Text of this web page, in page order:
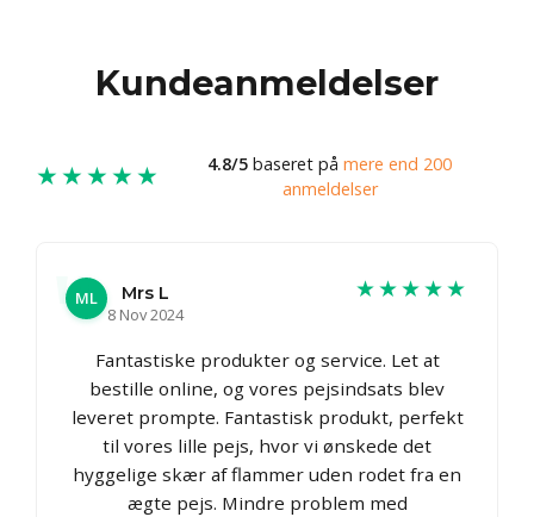
Kundeanmeldelser
★★★★★ 4.8/5 baseret på mere end 200
anmeldelser
ML
Mrs L
8 Nov 2024
★★★★★
Fantastiske produkter og service. Let at
bestille online, og vores pejsindsats blev
leveret prompte. Fantastisk produkt, perfekt
til vores lille pejs, hvor vi ønskede det
hyggelige skær af flammer uden rodet fra en
ægte pejs. Mindre problem med